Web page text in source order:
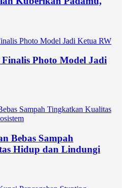
Photo Model Jadi
Bebas Sampah
Hidup dan Lindungi